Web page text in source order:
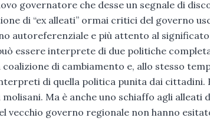
governatore che desse un segnale di
di “ex alleati” ormai critici del governo
autoreferenziale e più attento al
essere interprete di due politiche
di cambiamento e, allo stesso
di quella politica punita dai cittadini.
Ma è anche uno schiaffo agli alleati
vecchio governo regionale non hanno